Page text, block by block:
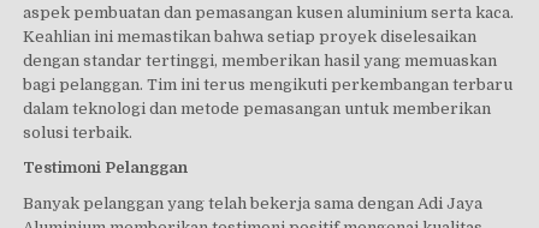
aspek pembuatan dan pemasangan kusen aluminium serta kaca.
Keahlian ini memastikan bahwa setiap proyek diselesaikan
dengan standar tertinggi, memberikan hasil yang memuaskan
bagi pelanggan. Tim ini terus mengikuti perkembangan terbaru
dalam teknologi dan metode pemasangan untuk memberikan
solusi terbaik.
Testimoni Pelanggan
Banyak pelanggan yang telah bekerja sama dengan Adi Jaya